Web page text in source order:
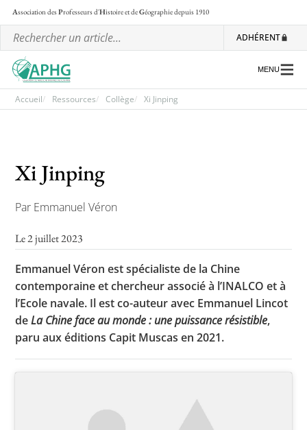
Association desProfesseurs d'Histoire et deGéographiedepuis 1910
ADHÉRENT
Lettre d’information de l’APHG
L’APHG dans la presse
Concours de recrutement
MENU
Accueil Ressources Collège Xi Jinping
Xi Jinping
Par Emmanuel Véron
Le 2 juillet 2023
Emmanuel Véron est spécialiste de la Chine
contemporaine et chercheur associé à l’INALCO et à
l’Ecole navale. Il est co-auteur avec Emmanuel Lincot
deLa Chine face au monde : une puissance résistible,
paru aux éditions Capit Muscas en 2021.